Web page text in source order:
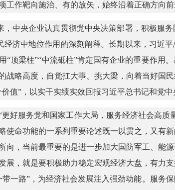
作靶向施治、有的放矢，始终沿着正确方向前
中央企业认真贯彻党中央决策部署，积极服
济中地位作用的深刻阐释。长期以来，习近平
顶梁柱”“中流砥柱”肯定国有企业的重要作用
略高度，自觉扛大事、挑大梁，向着当好国
值”，以实干实绩实效回报习近平总书记和党中
好服务党和国家工作大局，服务经济社会高质
命功能的一系列重要论述既一以贯之，又有
，当前最重要的是进一步加大国防军工、能
，就是要积极助力稳定宏观经济大盘，有力
一路”，为经济社会发展注入强劲动能。服务